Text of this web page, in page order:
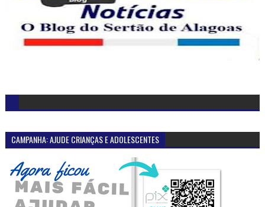
CAMPANHA: AJUDE CRIANÇAS E ADOLESCENTES